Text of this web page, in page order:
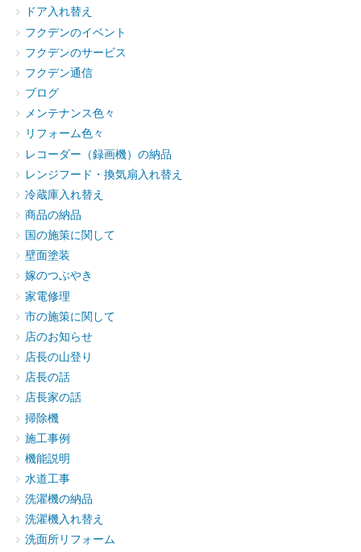
ドア入れ替え
フクデンのイベント
フクデンのサービス
フクデン通信
ブログ
メンテナンス色々
リフォーム色々
レコーダー（録画機）の納品
レンジフード・換気扇入れ替え
冷蔵庫入れ替え
商品の納品
国の施策に関して
壁面塗装
嫁のつぶやき
家電修理
市の施策に関して
店のお知らせ
店長の山登り
店長の話
店長家の話
掃除機
施工事例
機能説明
水道工事
洗濯機の納品
洗濯機入れ替え
洗面所リフォーム